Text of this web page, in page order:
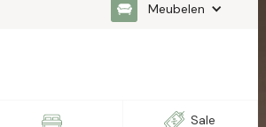
Meubelen
Sale